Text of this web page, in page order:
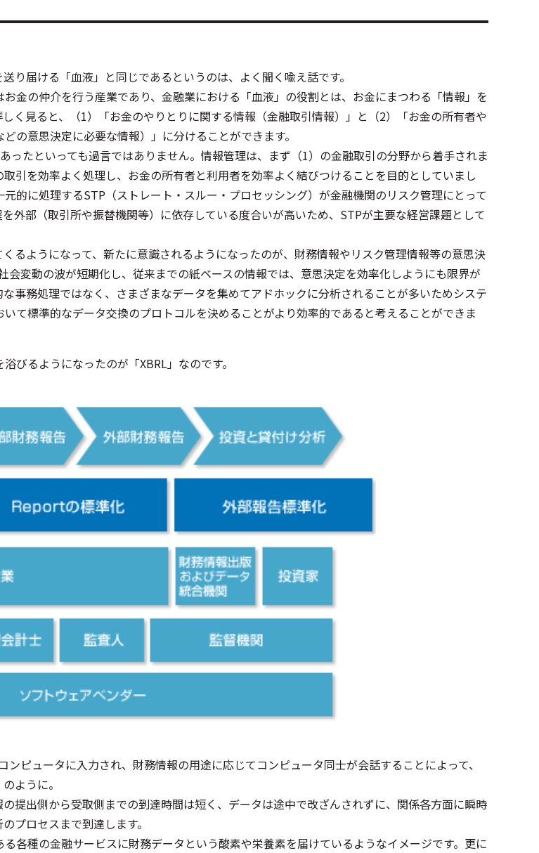
り届ける「血液」と同じであるというのは、よく聞く喩え話です。
金の仲介を行う産業であり、金融業における「血液」の役割とは、お金にまつわる「情報」を
く見ると、（1）「お金のやりとりに関する情報（金融取引情報）」と（2）「お金の所有者や
の意思決定に必要な情報）」に分けることができます。
たといっても過言ではありません。情報管理は、まず（1）の金融取引の分野から着手されま
引を効率よく処理し、お金の所有者と利用者を効率よく結びつけることを目的としていまし
的に処理するSTP（ストレート・スルー・プロセッシング）が金融機関のリスク管理にとって
外部（取引所や振替機関等）に依存している度合いが高いため、STPが主要な経営課題として
るようになって、新たに意識されるようになったのが、財務情報やリスク管理情報等の意思決
変動の波が短期化し、従来までの紙ベースの情報では、意思決定を効率化しようにも限界が
事務処理ではなく、さまざまなデータを集めてアドホックに分析されることが多いためシステ
て標準的なデータ交換のプロトコルを決めることがより効率的であると考えることができま
びるようになったのが「XBRL」なのです。
ピュータに入力され、財務情報の用途に応じてコンピュータ同士が会話することによって、
ように。
提出側から受取側までの到達時間は短く、データは途中で改ざんされずに、関係各方面に瞬時
プロセスまで到達します。
各種の金融サービスに財務データという酸素や栄養素を届けているようなイメージです。更に